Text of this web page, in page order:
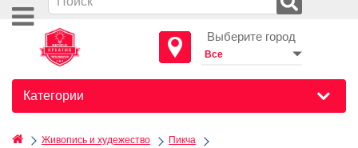
Выберите город
Категории
Живопись и худежество Пикча